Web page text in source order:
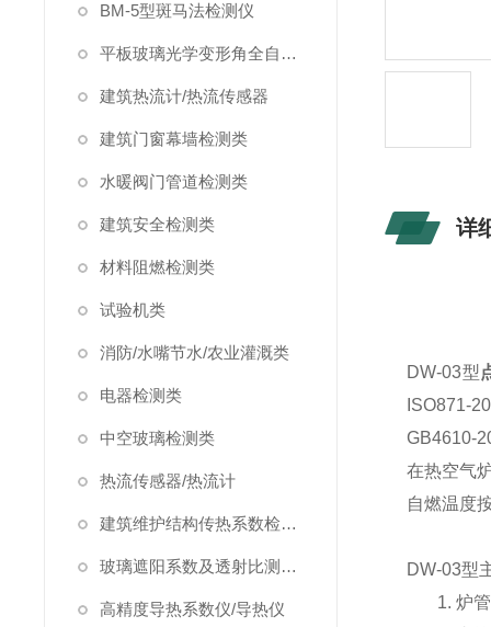
BM-5型斑马法检测仪
平板玻璃光学变形角全自动测试仪
建筑热流计/热流传感器
建筑门窗幕墙检测类
水暖阀门管道检测类
建筑安全检测类
材料阻燃检测类
试验机类
消防/水嘴节水/农业灌溉类
电器检测类
中空玻璃检测类
热流传感器/热流计
建筑维护结构传热系数检测仪/温度热流巡检仪
玻璃遮阳系数及透射比测定仪
高精度导热系数仪/导热仪
详
DW-03型
ISO871-
GB4610-
在热空气
自燃温度
DW-03型
1.炉